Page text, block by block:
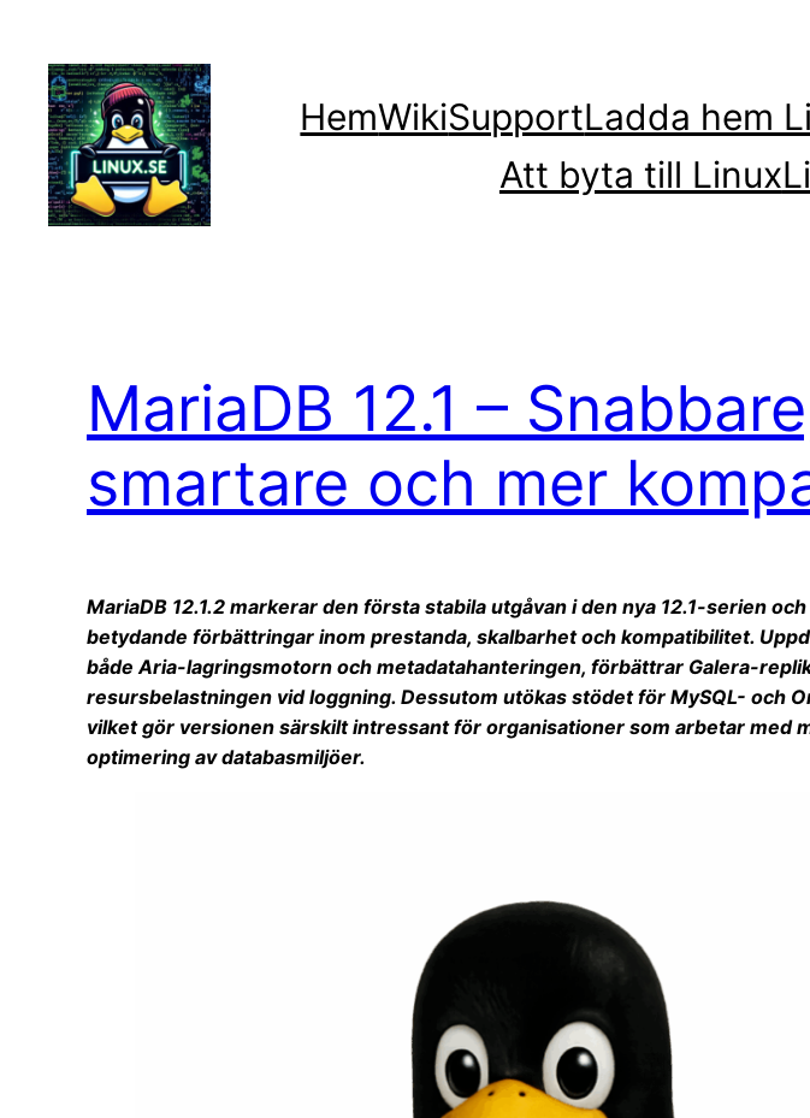
innehåll
HemWikiSupportLadda hem
Att byta till Linux
MariaDB 12.1 –
smartare och mer
MariaDB 12.1.2 markerar den första stabila utgåvan i den nya 12.1-serien
betydande förbättringar inom prestanda, skalbarhet och kompatibilitet.
både Aria-lagringsmotorn och metadatahanteringen, förbättrar Galera-
resursbelastningen vid loggning. Dessutom utökas stödet för MySQL- och
vilket gör versionen särskilt intressant för organisationer som arbetar med
optimering av databasmiljöer.